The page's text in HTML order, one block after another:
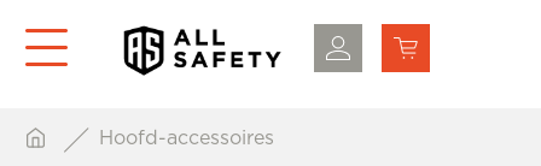
Hoofd-accessoires